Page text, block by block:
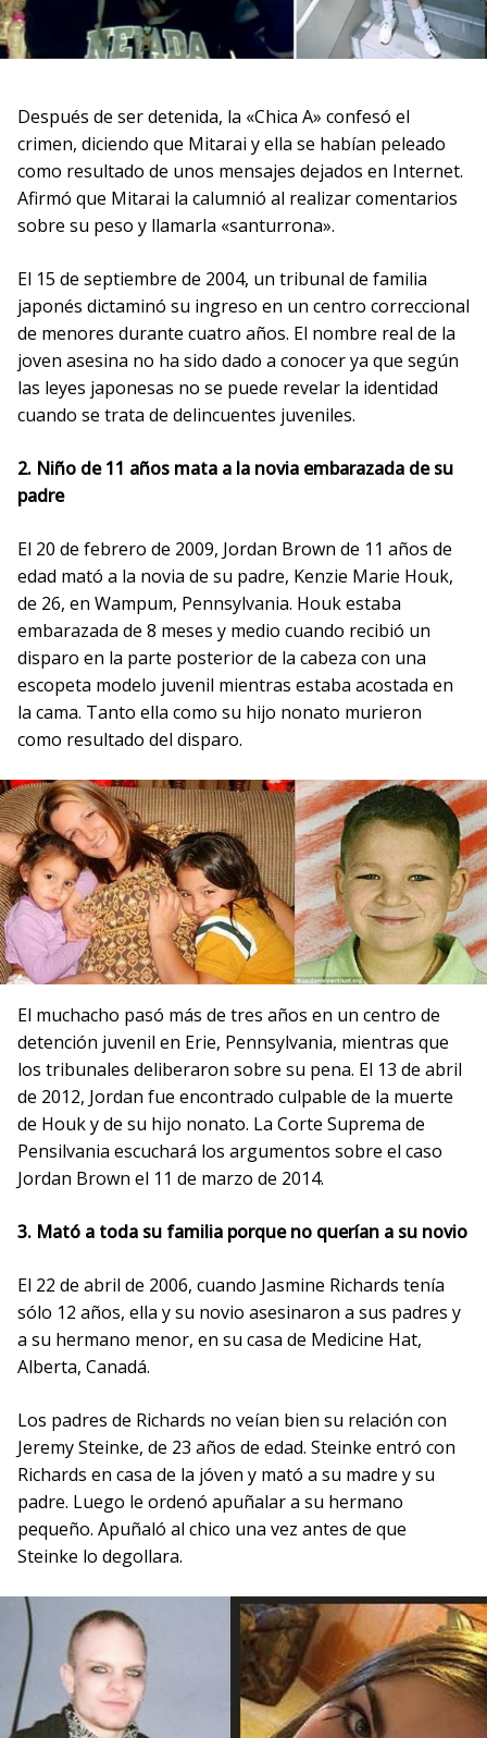
Después de ser detenida, la «Chica A» confesó el
crimen, diciendo que Mitarai y ella se habían peleado
como resultado de unos mensajes dejados en Internet.
Afirmó que Mitarai la calumnió al realizar comentarios
sobre su peso y llamarla «santurrona».
El 15 de septiembre de 2004, un tribunal de familia
japonés dictaminó su ingreso en un centro correccional
de menores durante cuatro años. El nombre real de la
joven asesina no ha sido dado a conocer ya que según
las leyes japonesas no se puede revelar la identidad
cuando se trata de delincuentes juveniles.
2. Niño de 11 años mata a la novia embarazada de su
padre
El 20 de febrero de 2009, Jordan Brown de 11 años de
edad mató a la novia de su padre, Kenzie Marie Houk,
de 26, en Wampum, Pennsylvania. Houk estaba
embarazada de 8 meses y medio cuando recibió un
disparo en la parte posterior de la cabeza con una
escopeta modelo juvenil mientras estaba acostada en
la cama. Tanto ella como su hijo nonato murieron
como resultado del disparo.
El muchacho pasó más de tres años en un centro de
detención juvenil en Erie, Pennsylvania, mientras que
los tribunales deliberaron sobre su pena. El 13 de abril
de 2012, Jordan fue encontrado culpable de la muerte
de Houk y de su hijo nonato. La Corte Suprema de
Pensilvania escuchará los argumentos sobre el caso
Jordan Brown el 11 de marzo de 2014.
3. Mató a toda su familia porque no querían a su novio
El 22 de abril de 2006, cuando Jasmine Richards tenía
sólo 12 años, ella y su novio asesinaron a sus padres y
a su hermano menor, en su casa de Medicine Hat,
Alberta, Canadá.
Los padres de Richards no veían bien su relación con
Jeremy Steinke, de 23 años de edad. Steinke entró con
Richards en casa de la jóven y mató a su madre y su
padre. Luego le ordenó apuñalar a su hermano
pequeño. Apuñaló al chico una vez antes de que
Steinke lo degollara.